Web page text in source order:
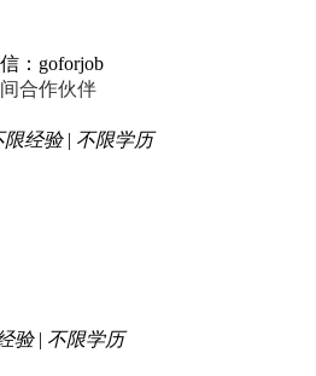
：goforjob
合作伙伴
限经验 | 不限学历
验 | 不限学历